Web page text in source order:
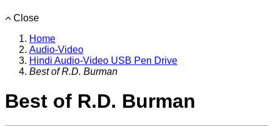
Close
Home
Audio-Video
Hindi Audio-Video USB Pen Drive
Best of R.D. Burman
Best of R.D. Burman